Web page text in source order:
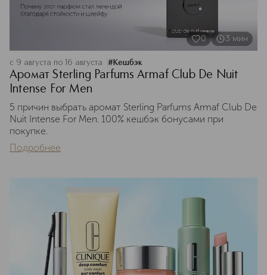
0 3 мин
с 9 августа по 16 августа # Кешбэк
Аромат Sterling Parfums Armaf Club De Nuit
Intense For Men
5 причин выбрать аромат Sterling Parfums Armaf Club De
Nuit Intense For Men. 100% кешбэк бонусами при
покупке.
Подробнее